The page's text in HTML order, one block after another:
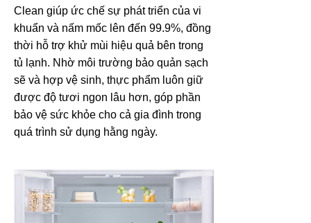
Clean giúp ức chế sự phát triển của vi
khuẩn và nấm mốc lên đến 99.9%, đồng
thời hỗ trợ khử mùi hiệu quả bên trong
tủ lạnh. Nhờ môi trường bảo quản sạch
sẽ và hợp vệ sinh, thực phẩm luôn giữ
được độ tươi ngon lâu hơn, góp phần
bảo vệ sức khỏe cho cả gia đình trong
quá trình sử dụng hằng ngày.